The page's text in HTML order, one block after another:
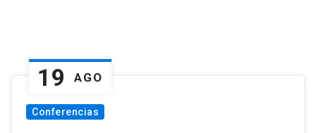
19 AGO
Conferencias